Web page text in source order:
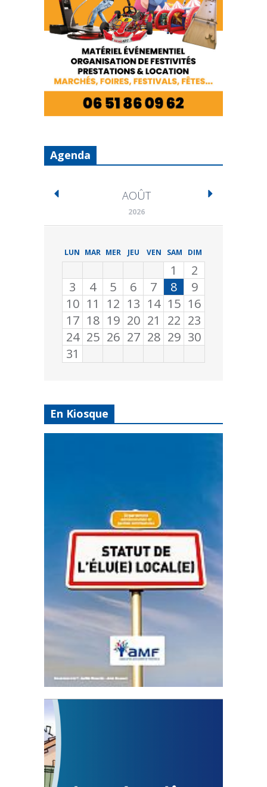
Agenda
AOÛT
2026
LUN MAR MER JEU VEN SAM DIM
1
2
3
4 5 6 7 8
9
10 11 12 13 14 15 16
17 18 19 20 21 22 23
24 25 26 27 28 29 30
31
En Kiosque
Statut de l’élu local
3 avril 2024
Mise à jour avril 2024
FEUILLETER